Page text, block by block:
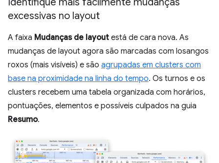
excessivas no layout
A faixa Mudanças de layout está de cara nova. As
mudanças de layout agora são marcadas com losangos
roxos (mais visíveis) e são agrupadas em clusters com
base na proximidade na linha do tempo. Os turnos e os
clusters recebem uma tabela organizada com horários,
pontuações, elementos e possíveis culpados na guia
Resumo.